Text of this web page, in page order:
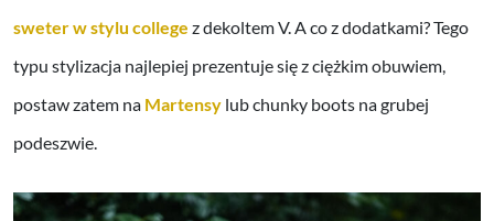
sweter w stylu college z dekoltem V. A co z dodatkami? Tego
typu stylizacja najlepiej prezentuje się z ciężkim obuwiem,
postaw zatem na Martensy lub chunky boots na grubej
podeszwie.